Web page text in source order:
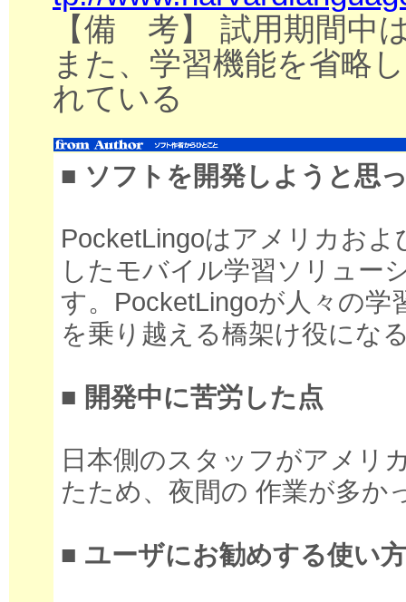
【備 考】 試用期間中
また、学習機能を省略
れている
■ ソフトを開発しようと思
PocketLingoはアメリカお
したモバイル学習ソリュー
す。PocketLingoが人々の
を乗り越える橋架け役にな
■ 開発中に苦労した点
日本側のスタッフがアメリ
たため、夜間の 作業が多か
■ ユーザにお勧めする使い方